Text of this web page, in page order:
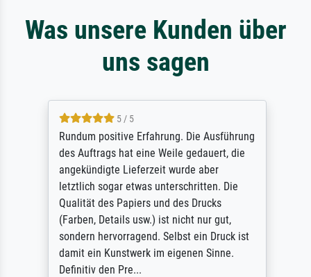
Was unsere Kunden über
uns sagen
5 / 5
Rundum positive Erfahrung. Die Ausführung
des Auftrags hat eine Weile gedauert, die
angekündigte Lieferzeit wurde aber
letztlich sogar etwas unterschritten. Die
Qualität des Papiers und des Drucks
(Farben, Details usw.) ist nicht nur gut,
sondern hervorragend. Selbst ein Druck ist
damit ein Kunstwerk im eigenen Sinne.
Definitiv den Pre...